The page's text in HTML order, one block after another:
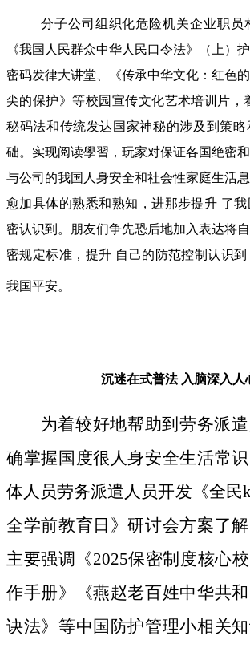
分子公司组织化危险机关企业职员
《我国人民群众中华人民口令法》（上）
密码发律大讲堂、《传承中华文化：红色
尖的保护》等校园宣传文化艺术培训片，
秘码法和传统发达国家神秘的涉及到策
础。实现阅读學習，玩家对保证各国绝密
与公司的我国人身安全和社会性家庭生活
愈加具体的熟悉和熟知，进那步提升 了
密认识到。朋友们争先恐后地加入表达将
密规定标准，提升 自己的防范控制认识
我国平安。
沉迷在式普法 入脑深入人
为着较好地帮助到劳务派
确掌握国度很人身安全生活常
体人员劳务派遣人员开发《全民
全学前教育日》研讨会方案了
主要强调《2025保密制度核心
作手册》《燕赵老百姓中华共
诀法》等中国防护管理小相关